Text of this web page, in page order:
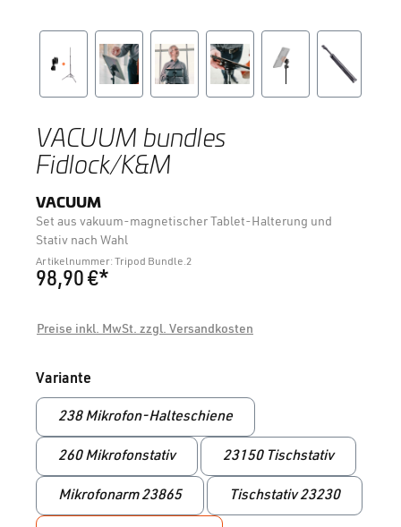
VACUUM bundles
Fidlock/K&M
VACUUM
Set aus vakuum-magnetischer Tablet-Halterung und
Stativ nach Wahl
Artikelnummer: Tripod Bundle.2
98,90 €*
Preise inkl. MwSt. zzgl. Versandkosten
Variante
238 Mikrofon-Halteschiene
260 Mikrofonstativ 23150 Tischstativ
Mikrofonarm 23865 Tischstativ 23230